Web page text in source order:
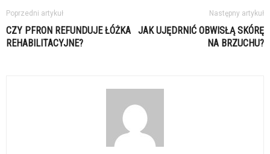
Poprzedni artykuł
CZY PFRON REFUNDUJE ŁÓŻKA
REHABILITACYJNE?
Następny artykuł
JAK UJĘDRNIĆ OBWISŁĄ SKÓRĘ
NA BRZUCHU?